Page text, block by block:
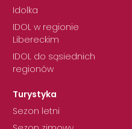
Idolka
IDOL w regionie
Libereckim
IDOL do sąsiednich
regionów
Turystyka
Sezon letni